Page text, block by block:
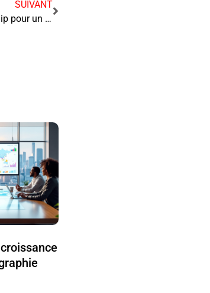
SUIVANT
Développer des compétences en leadership pour un auto entrepreneur multiservice